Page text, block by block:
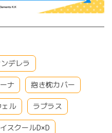
デレラ
ナ 抱き枕カバー
ェル ラプラス
スクールD×D